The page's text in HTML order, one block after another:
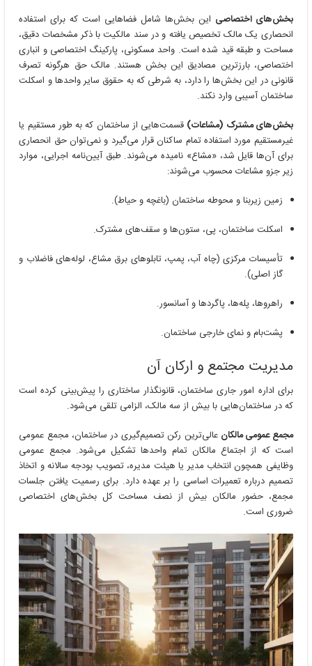
بخش‌های اختصاصی این بخش‌ها شامل فضا‌هایی است که برای استفاده
انحصاری یک مالک تخصیص یافته و در سند مالکیت با ذکر مشخصات دقیق،
مساحت و طبقه قید شده است. واحد مسکونی، پارکینگ اختصاصی و انباری
اختصاصی، بارزترین مصادیق این بخش هستند. مالک حق هرگونه تصرف
قانونی در این بخش‌ها را دارد، به شرطی که به حقوق سایر واحدها و اسکلت
ساختمان آسیبی وارد نکند.
بخش‌های مشترک (مشاعات) قسمت‌هایی از ساختمان که به طور مستقیم یا
غیرمستقیم مورد استفاده تمام ساکنان قرار می‌گیرد و نمی‌توان حق انحصاری
برای آن‌ها قایل شد، «مشاع» نامیده می‌شوند. طبق آیین‌نامه اجرایی، موارد
زیر جزو مشاعات محسوب می‌شوند:
زمین زیربنا و محوطه ساختمان (باغچه و حیاط).
اسکلت ساختمان، پی، ستون‌ها و سقف‌های مشترک.
تأسیسات مرکزی (چاه آب، پمپ، تابلوهای برق مشاع، لوله‌های فاضلاب و
گاز اصلی).
راهروها، پله‌ها، پاگردها و آسانسور.
پشت‌بام و نمای خارجی ساختمان.
مدیریت مجتمع و ارکان آن
برای اداره امور جاری ساختمان، قانونگذار ساختاری را پیش‌بینی کرده است
که در ساختمان‌هایی با بیش از سه مالک، الزامی تلقی می‌شود.
مجمع عمومی مالکان عالی‌ترین رکن تصمیم‌گیری در ساختمان، مجمع عمومی
است که از اجتماع مالکان تمام واحدها تشکیل می‌شود. مجمع عمومی
وظایفی همچون انتخاب مدیر یا هیئت مدیره، تصویب بودجه سالانه و اتخاذ
تصمیم درباره تعمیرات اساسی را بر عهده دارد. برای رسمیت یافتن جلسات
مجمع، حضور مالکان بیش از نصف مساحت کل بخش‌های اختصاصی
ضروری است.